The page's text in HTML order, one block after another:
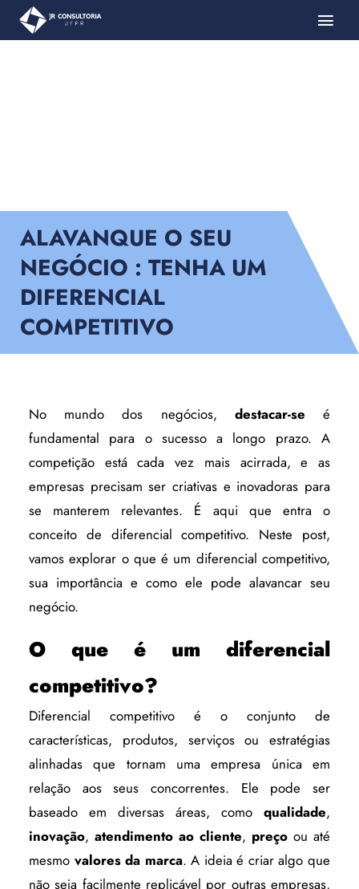
ALAVANQUE O SEU
NEGÓCIO : TENHA UM
DIFERENCIAL
COMPETITIVO
No mundo dos negócios, destacar-se é
fundamental para o sucesso a longo prazo. A
competição está cada vez mais acirrada, e as
empresas precisam ser criativas e inovadoras para
se manterem relevantes. É aqui que entra o
conceito de diferencial competitivo. Neste post,
vamos explorar o que é um diferencial competitivo,
sua importância e como ele pode alavancar seu
negócio.
O que é um diferencial
competitivo?
Diferencial competitivo é o conjunto de
características, produtos, serviços ou estratégias
alinhadas que tornam uma empresa única em
relação aos seus concorrentes. Ele pode ser
baseado em diversas áreas, como qualidade,
inovação, atendimento ao cliente, preço ou até
mesmo valores da marca. A ideia é criar algo que
não seja facilmente replicável por outras empresas,